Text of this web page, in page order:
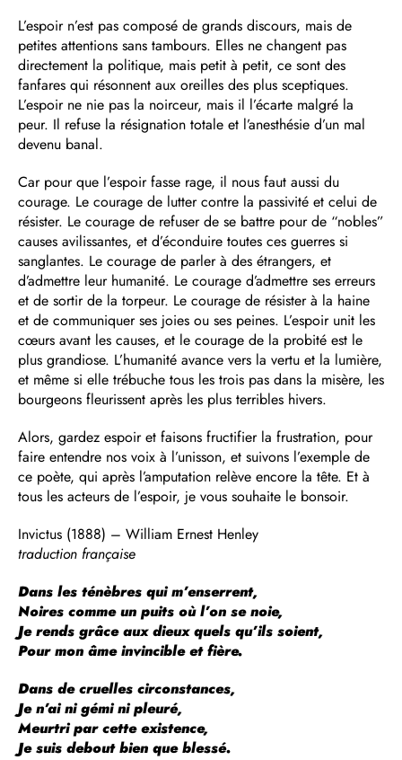
L’espoir n’est pas composé de grands discours, mais de
petites attentions sans tambours. Elles ne changent pas
directement la politique, mais petit à petit, ce sont des
fanfares qui résonnent aux oreilles des plus sceptiques.
L’espoir ne nie pas la noirceur, mais il l’écarte malgré la
peur. Il refuse la résignation totale et l’anesthésie d’un mal
devenu banal.
Car pour que l’espoir fasse rage, il nous faut aussi du
courage. Le courage de lutter contre la passivité et celui de
résister. Le courage de refuser de se battre pour de “nobles”
causes avilissantes, et d’éconduire toutes ces guerres si
sanglantes. Le courage de parler à des étrangers, et
d’admettre leur humanité. Le courage d’admettre ses erreurs
et de sortir de la torpeur. Le courage de résister à la haine
et de communiquer ses joies ou ses peines. L’espoir unit les
cœurs avant les causes, et le courage de la probité est le
plus grandiose. L’humanité avance vers la vertu et la lumière,
et même si elle trébuche tous les trois pas dans la misère, les
bourgeons fleurissent après les plus terribles hivers.
Alors, gardez espoir et faisons fructifier la frustration, pour
faire entendre nos voix à l’unisson, et suivons l’exemple de
ce poète, qui après l’amputation relève encore la tête. Et à
tous les acteurs de l’espoir, je vous souhaite le bonsoir.
Invictus (1888) – William Ernest Henley
traduction française
Dans les ténèbres qui m’enserrent,
Noires comme un puits où l’on se noie,
Je rends grâce aux dieux quels qu’ils soient,
Pour mon âme invincible et fière.
Dans de cruelles circonstances,
Je n’ai ni gémi ni pleuré,
Meurtri par cette existence,
Je suis debout bien que blessé.